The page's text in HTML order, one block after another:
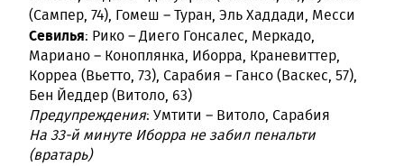
(Сампер, 74), Гомеш – Туран, Эль Хаддади, Месси
Севилья: Рико – Диего Гонсалес, Меркадо,
Мариано – Коноплянка, Иборра, Краневиттер,
Корреа (Вьетто, 73), Сарабия – Гансо (Васкес, 57),
Бен Йеддер (Витоло, 63)
Предупреждения: Умтити – Витоло, Сарабия
На 33-й минуте Иборра не забил пенальти
(вратарь)